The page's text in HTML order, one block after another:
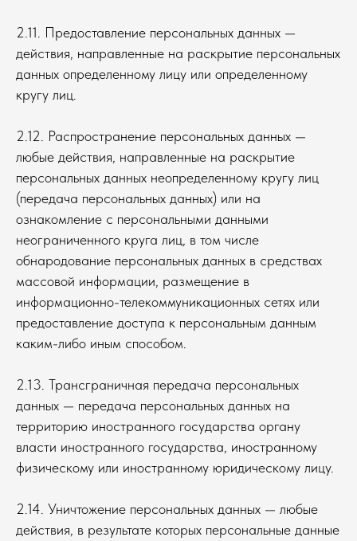
2.11. Предоставление персональных данных —
действия, направленные на раскрытие персональных
данных определенному лицу или определенному
кругу лиц.
2.12. Распространение персональных данных —
любые действия, направленные на раскрытие
персональных данных неопределенному кругу лиц
(передача персональных данных) или на
ознакомление с персональными данными
неограниченного круга лиц, в том числе
обнародование персональных данных в средствах
массовой информации, размещение в
информационно-телекоммуникационных сетях или
предоставление доступа к персональным данным
каким-либо иным способом.
2.13. Трансграничная передача персональных
данных — передача персональных данных на
территорию иностранного государства органу
власти иностранного государства, иностранному
физическому или иностранному юридическому лицу.
2.14. Уничтожение персональных данных — любые
действия, в результате которых персональные данные